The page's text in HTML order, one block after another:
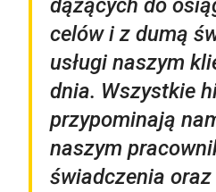
dążących do
celów i z dumą
usługi naszym
dnia. Wszystkie
przypominają
naszym
świadczenia